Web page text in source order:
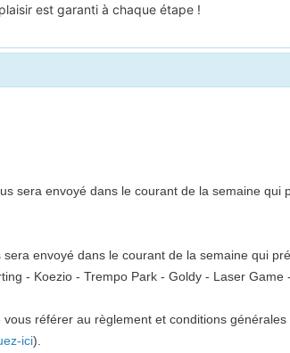
est garanti à chaque étape !
sera envoyé dans le courant de la semaine
sera envoyé dans le courant de la semaine qui
- Koezio - Trempo Park - Goldy - Laser Game
référer au règlement et conditions
ici).